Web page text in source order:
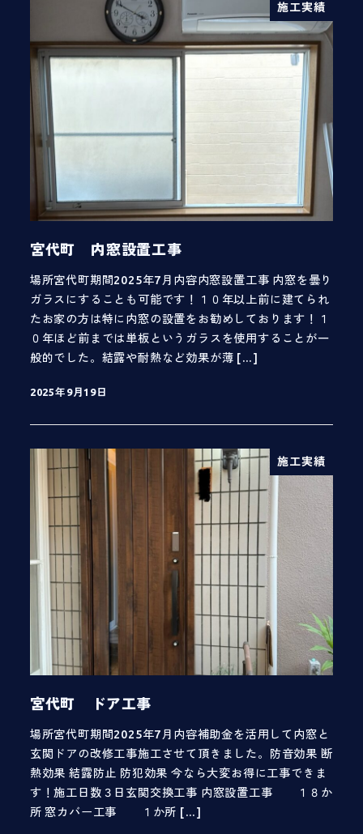
施工実績
宮代町 内窓設置工事
場所宮代町期間2025年7月内容内窓設置工事 内窓を曇り
ガラスにすることも可能です！１０年以上前に建てられ
たお家の方は特に内窓の設置をお勧めしております！１
０年ほど前までは単板というガラスを使用することが一
般的でした。結露や耐熱など効果が薄 […]
投稿日
2025年9月19日
施工実績
宮代町 ドア工事
場所宮代町期間2025年7月内容補助金を活用して内窓と
玄関ドアの改修工事施工させて頂きました。防音効果 断
熱効果 結露防止 防犯効果 今なら大変お得に工事できま
す！施工日数３日玄関交換工事 内窓設置工事 １８か
所 窓カバー工事 １か所 […]